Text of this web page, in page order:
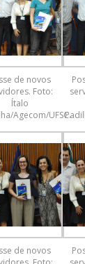
de novos
Foto:
Ítalo
Agecom/UFSC.
de novos